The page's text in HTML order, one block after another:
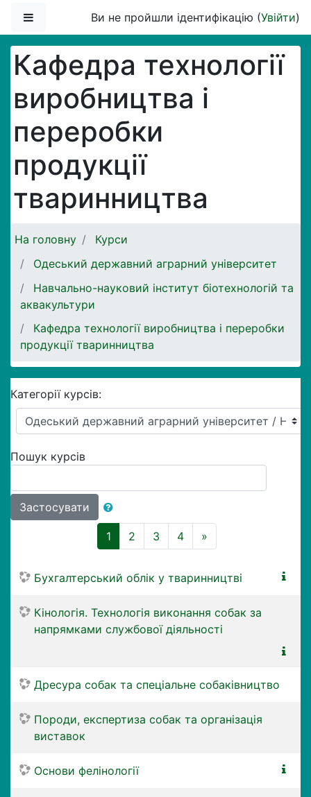
Бокова панельВи не пройшли ідентифікацію (Увійти)
Кафедра технології
виробництва і
переробки
продукції
тваринництва
На головну
Курси
Одеський державний аграрний університет
Навчально-науковий інститут біотехнологій та
аквакультури
Кафедра технології виробництва і переробки
продукції тваринництва
Категорії курсів:
Пошук курсів
Застосувати
1(поточний)
2 3 4 »Далі
Бухгалтерський облік у тваринництві
Кінологія. Технологія виконання собак за
напрямками службової діяльності
Дресура собак та спеціальне собаківництво
Породи, експертиза собак та організація
виставок
Основи фелінології